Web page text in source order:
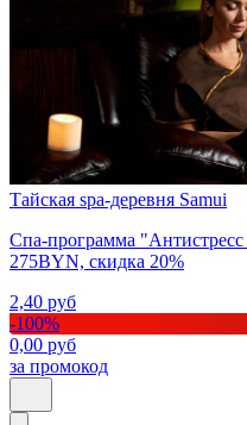
Тайская spa-деревня Samui
Спа-программа
275BYN, скидка 20%
2,40 руб
-100%
0,00 руб
за промокод